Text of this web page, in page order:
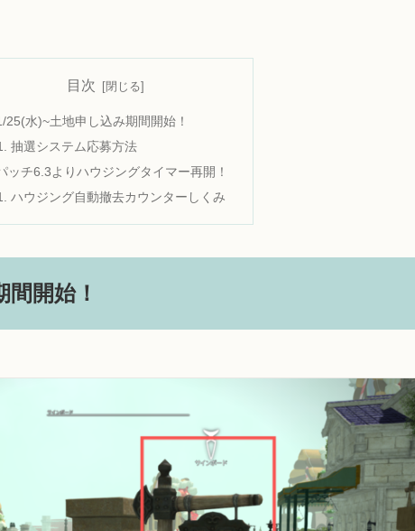
目次
25(水)~土地申し込み期間開始！
抽選システム応募方法
ッチ6.3よりハウジングタイマー再開！
ハウジング自動撤去カウンターしくみ
開始！